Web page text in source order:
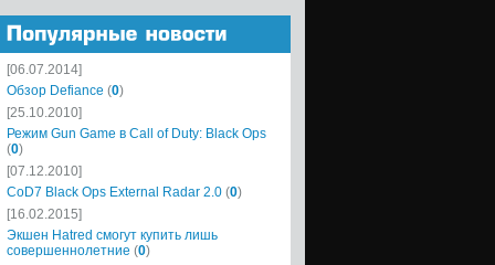
[06.07.2014]
Обзор Defiance (0)
[25.10.2010]
Режим Gun Game в Call of Duty: Black Ops
(0)
[07.12.2010]
CoD7 Black Ops External Radar 2.0 (0)
[16.02.2015]
Экшен Hatred смогут купить лишь
совершеннолетние (0)